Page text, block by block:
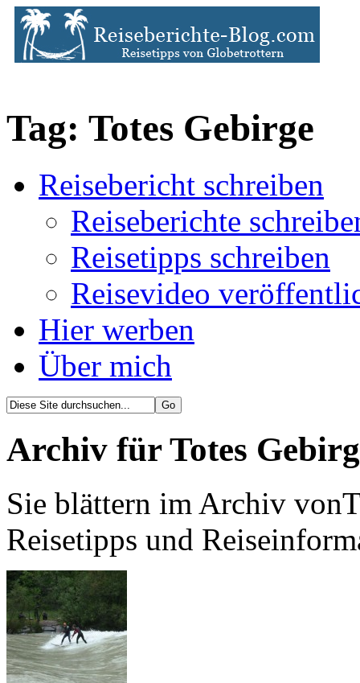
Tag: Totes Gebirge
Reisebericht schreiben
Reiseberichte
Reisetipps schreiben
Reisevideo
Hier werben
Über mich
Archiv für Totes
Sie blättern im Archiv
Reisetipps und